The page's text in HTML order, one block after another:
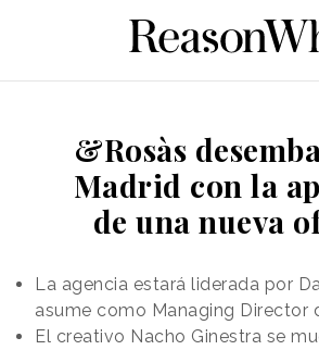
&Rosàs
Madrid con la
de una nueva
La agencia estará liderada por
asume como Managing Director
El creativo Nacho Ginestra se